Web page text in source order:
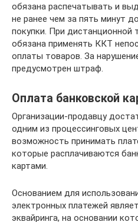
обязана распечатывать и
не ранее чем за пять минут
покупки. При дистанционной
обязана применять ККТ
оплаты товаров. За
предусмотрен штраф.
Оплата банковской
Организации-продавцу
одним из процессинговых
возможность принимать
которые расплачиваются
картами.
Основанием для
электронных платежей
эквайринга, на основании